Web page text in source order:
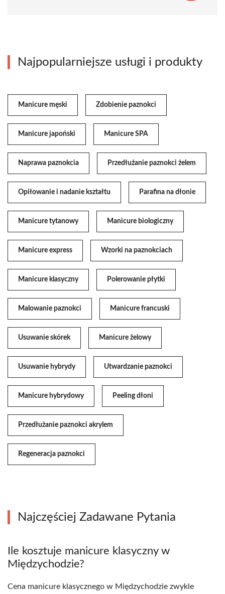
Najpopularniejsze usługi i produkty
Manicure męski Zdobienie paznokci
Manicure japoński Manicure SPA
Naprawa paznokcia Przedłużanie paznokci żelem
Opiłowanie i nadanie kształtu Parafina na dłonie
Manicure tytanowy Manicure biologiczny
Manicure express Wzorki na paznokciach
Manicure klasyczny Polerowanie płytki
Malowanie paznokci Manicure francuski
Usuwanie skórek Manicure żelowy
Usuwanie hybrydy Utwardzanie paznokci
Manicure hybrydowy Peeling dłoni
Przedłużanie paznokci akrylem
Regeneracja paznokci
Najczęściej Zadawane Pytania
Ile kosztuje manicure klasyczny w
Międzychodzie?
Cena manicure klasycznego w Międzychodzie zwykle